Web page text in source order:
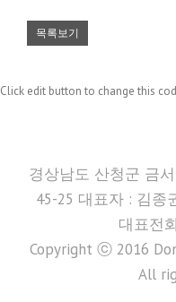
목록보기
Click edit button to change this
경상남도 산청군 금
45-25 대표자 : 김종
대표전
Copyright ⓒ 2016
All